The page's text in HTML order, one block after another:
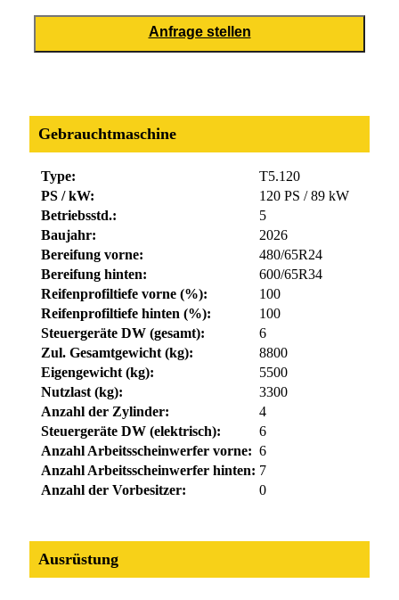
Gebrauchtmaschine
Type:
T5.120
PS / kW:
120 PS / 89 kW
Betriebsstd.:
5
Baujahr:
2026
Bereifung vorne:
480/65R24
Bereifung hinten:
600/65R34
Reifenprofiltiefe vorne (%):
100
Reifenprofiltiefe hinten (%):
100
Steuergeräte DW (gesamt):
6
Zul. Gesamtgewicht (kg):
8800
Eigengewicht (kg):
5500
Nutzlast (kg):
3300
Anzahl der Zylinder:
4
Steuergeräte DW (elektrisch):
6
Anzahl Arbeitsscheinwerfer vorne: 6
Anzahl Arbeitsscheinwerfer hinten: 7
Anzahl der Vorbesitzer:
0
Ausrüstung